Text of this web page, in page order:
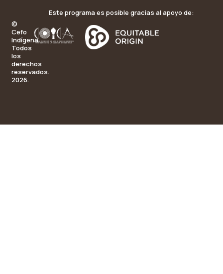
©
Cefo
Indígena.
Todos
los
derechos
reservados.
2026.
Este programa es posible gracias al apoyo de: